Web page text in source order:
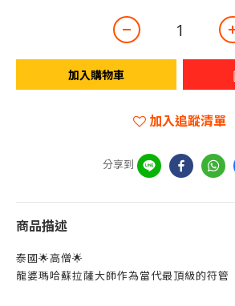
加入購物車
加入追蹤清單
分享到
商品描述
泰國🌟高僧🌟
龍婆瑪哈蘇拉薩大師作為當代最頂級的符管